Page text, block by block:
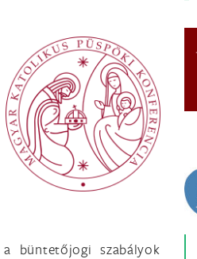
büntetőjogi szabályok